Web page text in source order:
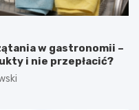
w gastronomii –
i nie przepłacić?